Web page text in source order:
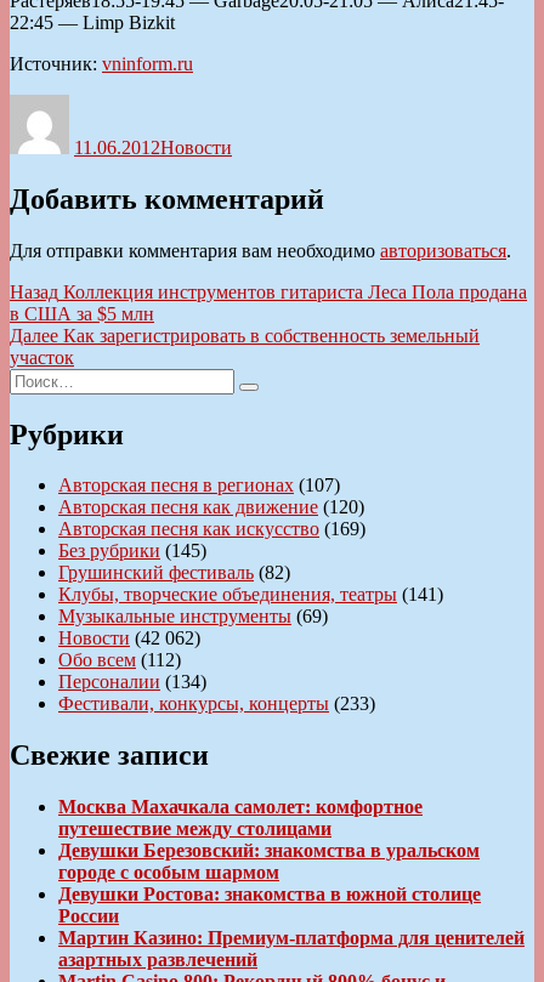
22:45 — Limp Bizkit
Источник: vninform.ru
11.06.2012Новости
Добавить комментарий
Для отправки комментария вам необходимо авторизоваться.
Навигация
по
записям
Назад Предыдущая
запись:
Коллекция инструментов гитариста Леса Пола продана
в США за $5 млн
Далее Следующая
запись:
Как зарегистрировать в собственность земельный
участок
Искать:
Поиск
Рубрики
Авторская песня в регионах (107)
Авторская песня как движение (120)
Авторская песня как искусство (169)
Без рубрики (145)
Грушинский фестиваль (82)
Клубы, творческие объединения, театры (141)
Музыкальные инструменты (69)
Новости (42 062)
Обо всем (112)
Персоналии (134)
Фестивали, конкурсы, концерты (233)
Свежие записи
Москва Махачкала самолет: комфортное
путешествие между столицами
Девушки Березовский: знакомства в уральском
городе с особым шармом
Девушки Ростова: знакомства в южной столице
России
Мартин Казино: Премиум-платформа для ценителей
азартных развлечений